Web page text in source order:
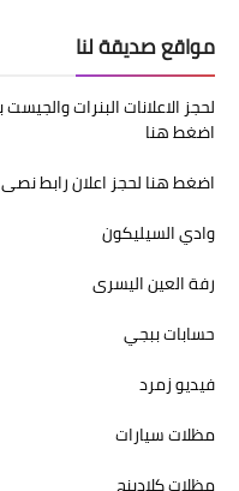
مواقع صديقة لنا
اضغط هنا
اضغط هنا لحجز اعلان رابط نصى
وادي السيليكون
رفة العين اليسرى
حسابات ببجي
فيديو زمرد
مظلات سيارات